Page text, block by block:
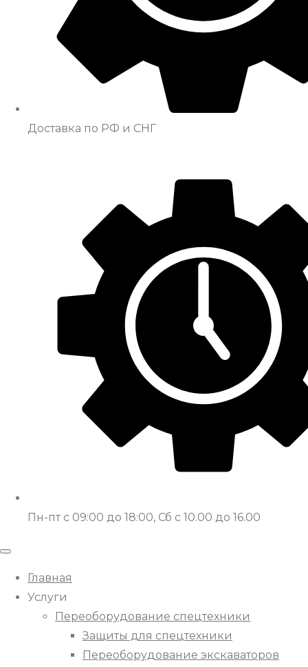
Доставка по РФ и СНГ
Пн-пт с 09:00 до 18:00, Сб с 10.00 до 16.00
Главная
Услуги
Переоборудование спецтехники
Защиты для спецтехники
Переоборудование экскаваторов